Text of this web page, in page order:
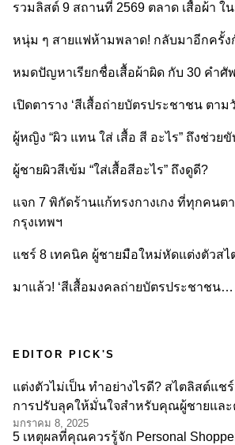
รวมลิสต์ 9 สถานที่ 2569 ตลาด เสื้อผ้า
หนุ่ม ๆ สายแฟห้ามพลาด! กลับมาอีกครั้
หมดปัญหาเรียกชื่อเสื้อผ้าผิด กับ 30 คำศั
เปิดตาราง ‘สีเสื้อถ่ายบัตรประชาชน ตาม
ผู้หญิง “ผิว แทน ใส่ เสื้อ สี อะไร” ถึงช่วย
ผู้ชายผิวสีเข้ม “ใส่เสื้อสีอะไร” ถึงดูดี?
แจก 7 พิกัดร้านแก้ทรงกางเกง ที่ทุกคนต
กรุงเทพฯ
แชร์ 8 เทคนิค ผู้ชายมือใหม่หัดแต่งตัวสไ
มาแล้ว! ‘สีเสื้อมงคลถ่ายบัตรประชาชน…
EDITOR PICK'S
แต่งตัวไม่เป็น ทำอย่างไรดี? สไตลิสต์แช
การปรับลุคให้มั่นใจสำหรับคุณผู้ชายแล
มกราคม 8, 2025
5 เหตุผลที่คุณควรรู้จัก Personal